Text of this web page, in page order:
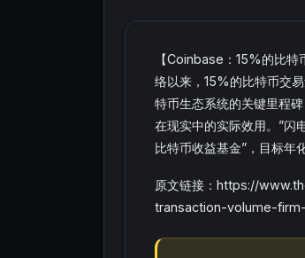
【Coinbase：15%的比
络以来，15%的比特币交
特币生态系统的关键里程
在现实中的实际效用。”闪
比特币收益基金”，目标年
原文链接：https://
transaction-volume-